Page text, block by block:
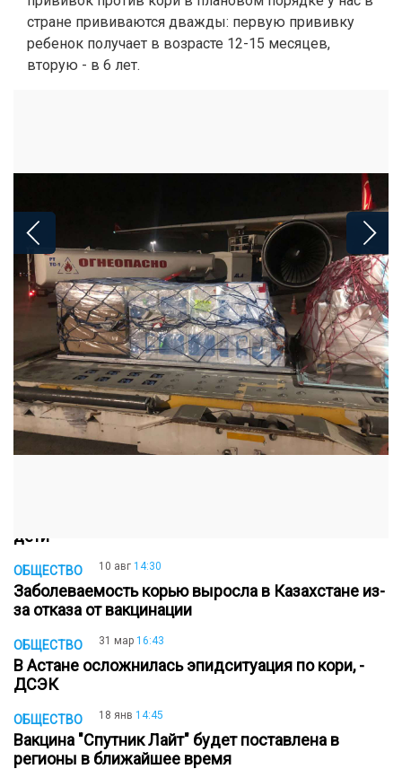
стране прививаются дважды: первую прививку
ребенок получает в возрасте 12-15 месяцев,
вторую - в 6 лет.
ЧИТАЙТЕ ТАКЖЕ:
ОБЩЕСТВО 03 ноя 15:31
Об эпидситуации по кори рассказала санврач
дети
ОБЩЕСТВО 10 авг 14:30
Заболеваемость корью выросла в Казахстане из-
за отказа от вакцинации
ОБЩЕСТВО 31 мар 16:43
В Астане осложнилась эпидситуация по кори, -
ДСЭК
ОБЩЕСТВО 18 янв 14:45
Вакцина "Спутник Лайт" будет поставлена в
регионы в ближайшее время